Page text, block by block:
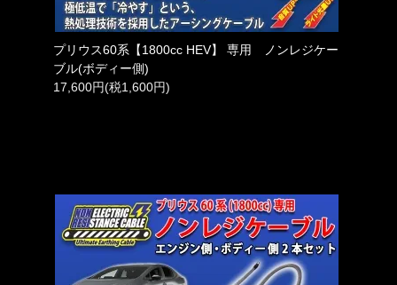
プリウス60系【1800cc HEV】 専用 ノンレジケー
ブル(ボディー側)
17,600円(税1,600円)